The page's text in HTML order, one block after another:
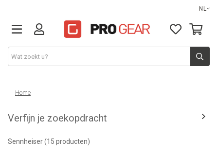
NL
DJ gear
Lights & effects
Sound
Home
Verfijn je zoekopdracht
Sennheiser(15 producten)